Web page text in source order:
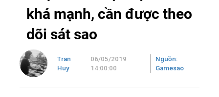
khá mạnh, cần được theo
dõi sát sao
Tran
Huy
06/05/2019
14:00:00
Nguồn:
Gamesao